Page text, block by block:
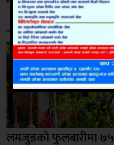
सम्बन्धित
लमजुङको फुलबारीमा ७५